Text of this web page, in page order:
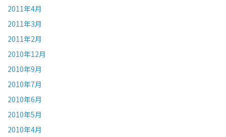
2011年4月
2011年3月
2011年2月
2010年12月
2010年9月
2010年7月
2010年6月
2010年5月
2010年4月